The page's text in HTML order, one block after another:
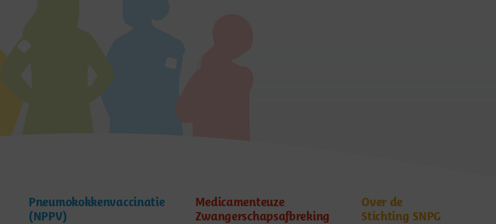
Pneumokokkenvaccinatie
(NPPV)
Medicamenteuze
Zwangerschapsafbreking
Over de
Stichting SNPG